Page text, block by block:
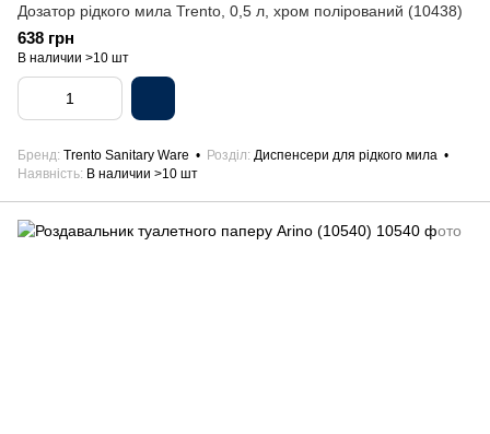
Дозатор рідкого мила Trento, 0,5 л, хром полірований (10438)
638 грн
В наличии >10 шт
Бренд Trento Sanitary Ware Розділ Диспенсери для рідкого мила
Наявність В наличии >10 шт